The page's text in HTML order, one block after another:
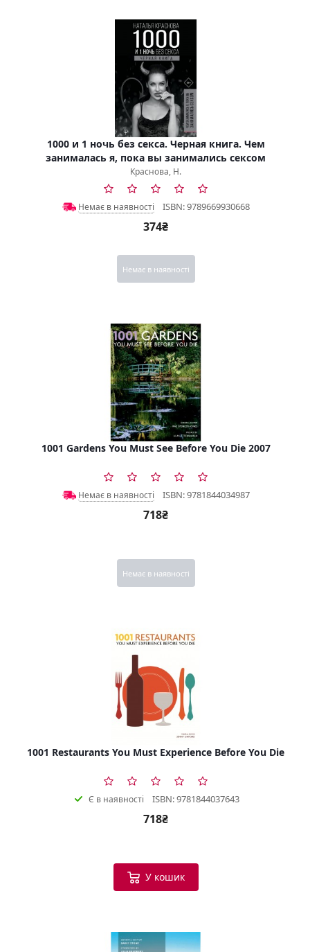
1000 и 1 ночь без секса. Черная книга. Чем
занималась я, пока вы занимались сексом
Краснова, Н.
Немає в наявності ISBN: 9789669930668
374₴
Немає в наявності
1001 Gardens You Must See Before You Die 2007
Немає в наявності ISBN: 9781844034987
718₴
Немає в наявності
1001 Restaurants You Must Experience Before You Die
Є в наявності ISBN: 9781844037643
718₴
У кошик